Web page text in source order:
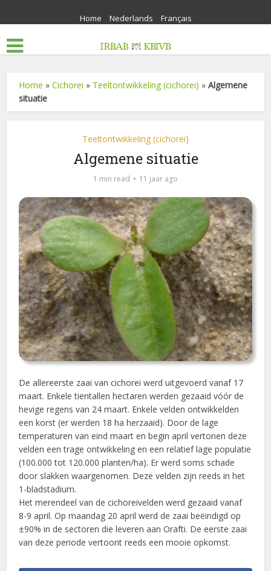
Home Nederlands Français
Home »Cichorei » Teeltontwikkeling (cichorei) »Algemene
situatie
Teeltontwikkeling (cichorei)
Algemene situatie
1 min read 11 jaar ago
De allereerste zaai van cichorei werd uitgevoerd vanaf 17
maart. Enkele tientallen hectaren werden gezaaid vóór de
hevige regens van 24 maart. Enkele velden ontwikkelden
een korst (er werden 18 ha herzaaid). Door de lage
temperaturen van eind maart en begin april vertonen deze
velden een trage ontwikkeling en een relatief lage populatie
(100.000 tot 120.000 planten/ha). Er werd soms schade
door slakken waargenomen. Deze velden zijn reeds in het
1-bladstadium.
Het merendeel van de cichoreivelden werd gezaaid vanaf
8-9 april. Op maandag 20 april werd de zaai beëindigd op
±90% in de sectoren die leveren aan Orafti. De eerste zaai
van deze periode vertoont reeds een mooie opkomst.